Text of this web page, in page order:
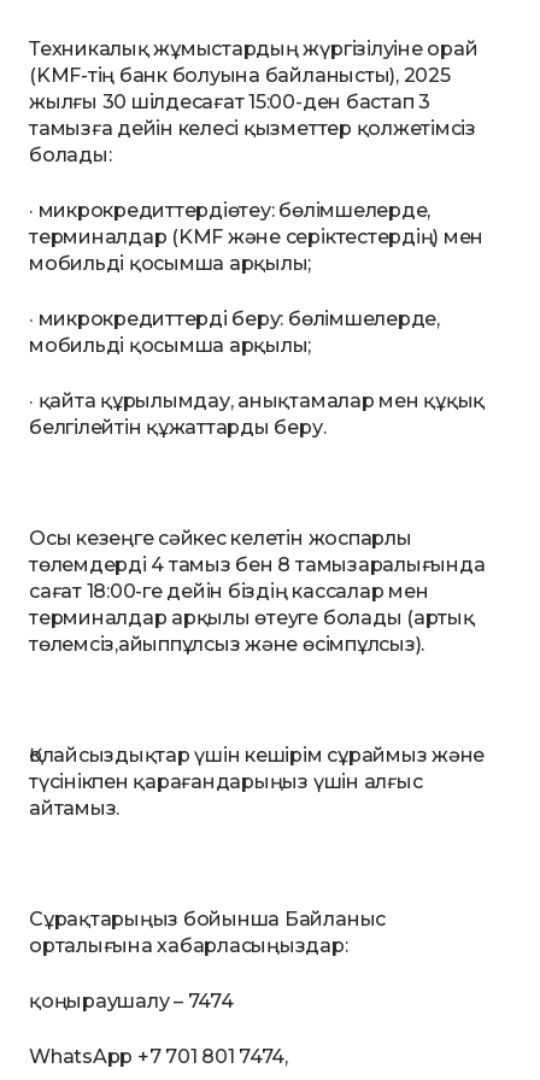
Техникалық жұмыстардың жүргізілуіне орай
(KMF-тің банк болуына байланысты), 2025
жылғы 30 шілдесағат 15:00-ден бастап 3
тамызға дейін келесі қызметтер қолжетімсіз
болады:
· микрокредиттердіөтеу: бөлімшелерде,
терминалдар (KMF және серіктестердің) мен
мобильді қосымша арқылы;
· микрокредиттерді беру: бөлімшелерде,
мобильді қосымша арқылы;
· қайта құрылымдау, анықтамалар мен құқық
белгілейтін құжаттарды беру.
Осы кезеңге сәйкес келетін жоспарлы
төлемдерді 4 тамыз бен 8 тамызаралығында
сағат 18:00-ге дейін біздің кассалар мен
терминалдар арқылы өтеуге болады (артық
төлемсіз,айыппұлсыз және өсімпұлсыз).
Қолайсыздықтар үшін кешірім сұраймыз және
түсінікпен қарағандарыңыз үшін алғыс
айтамыз.
Сұрақтарыңыз бойынша Байланыс
орталығына хабарласыңыздар:
қоңыраушалу – 7474
WhatsApp +7 701 801 7474,